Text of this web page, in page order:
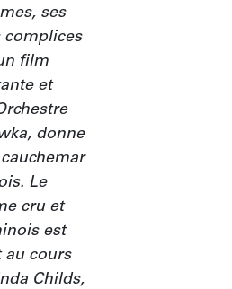
ses
complices
film
et
donne
Le
cru et
est
au cours
Childs,